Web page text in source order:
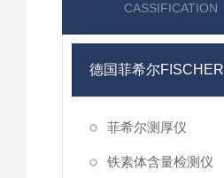
CASSIFICATION
德国菲希尔FISCHER
菲希尔测厚仪
铁素体含量检测仪